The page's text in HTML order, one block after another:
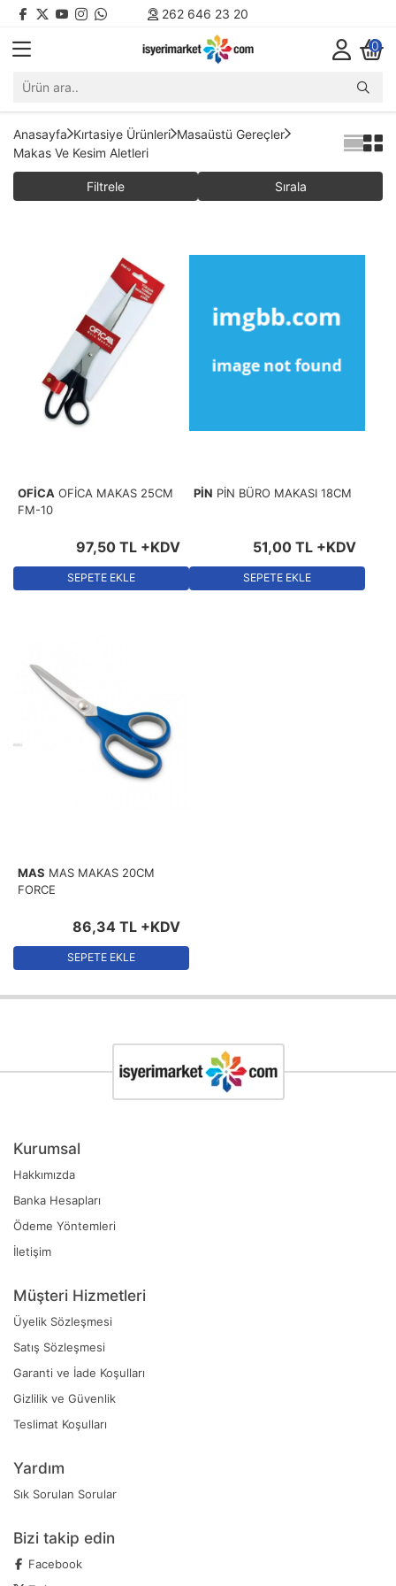
262 646 23 20
0
Anasayfa Kırtasiye Ürünleri Masaüstü Gereçler
Makas Ve Kesim Aletleri
Filtrele Sırala
OFİCA OFİCA MAKAS 25CM
FM-10
97,50 TL +KDV
SEPETE EKLE
PİN PİN BÜRO MAKASI 18CM
51,00 TL +KDV
SEPETE EKLE
MAS MAS MAKAS 20CM
FORCE
86,34 TL +KDV
SEPETE EKLE
Kurumsal
Hakkımızda
Banka Hesapları
Ödeme Yöntemleri
İletişim
Müşteri Hizmetleri
Üyelik Sözleşmesi
Satış Sözleşmesi
Garanti ve İade Koşulları
Gizlilik ve Güvenlik
Teslimat Koşulları
Yardım
Sık Sorulan Sorular
Bizi takip edin
Facebook